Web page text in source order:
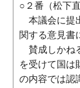
○２番（松下
本議会に提
関する意見書
賛成しかね
を受けて国は
の内容では認